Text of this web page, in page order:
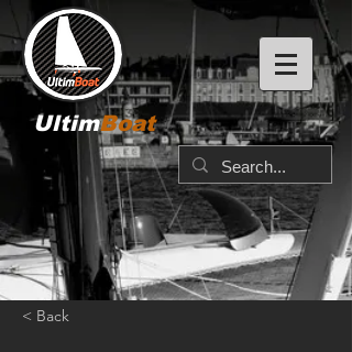
UltimBoat
< Back